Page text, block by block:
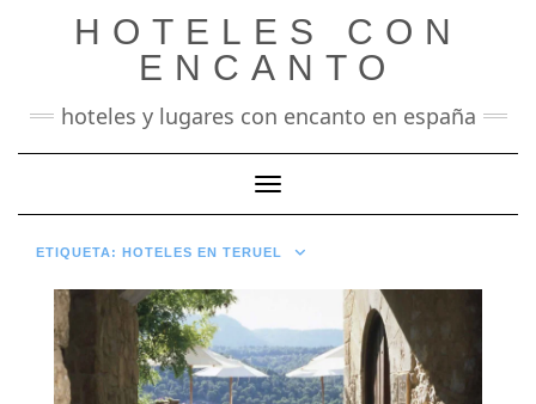
HOTELES CON
ENCANTO
hoteles y lugares con encanto en españa
Cambiar modo de navegación
ETIQUETA: HOTELES EN TERUEL